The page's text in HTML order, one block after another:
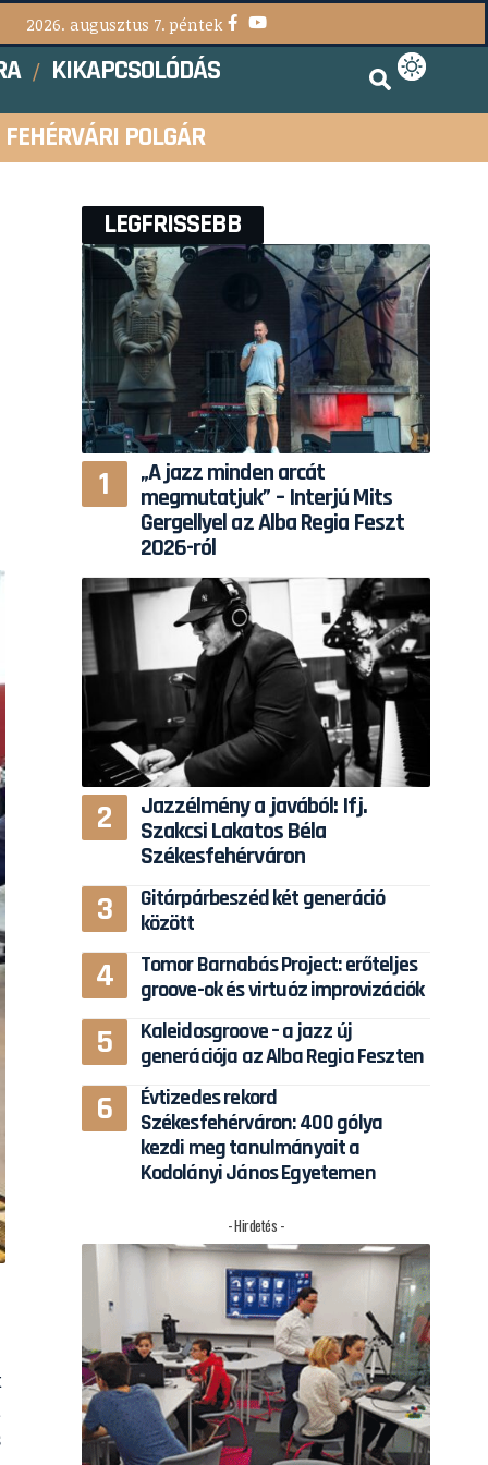
2026. augusztus 7. péntek
KIKAPCSOLÓDÁS
FEHÉRVÁRI POLGÁR
LEGFRISSEBB
„A jazz minden arcát
megmutatjuk” – Interjú Mits
Gergellyel az Alba Regia Feszt
2026-ról
Jazzélmény a javából: Ifj.
Szakcsi Lakatos Béla
Székesfehérváron
Gitárpárbeszéd két generáció
között
Tomor Barnabás Project: erőteljes
groove-ok és virtuóz improvizációk
Kaleidosgroove – a jazz új
generációja az Alba Regia Feszten
Évtizedes rekord
Székesfehérváron: 400 gólya
kezdi meg tanulmányait a
Kodolányi János Egyetemen
- Hirdetés -